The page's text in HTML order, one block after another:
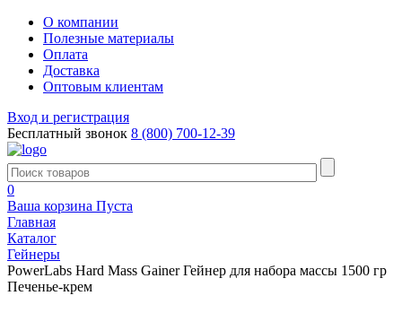
О компании
Полезные материалы
Оплата
Доставка
Оптовым клиентам
Вход и регистрация
Бесплатный звонок 8 (800) 700-12-39
0
Ваша корзина Пуста
Главная
Каталог
Гейнеры
PowerLabs Hard Mass Gainer Гейнер для набора массы 1500 гр
Печенье-крем